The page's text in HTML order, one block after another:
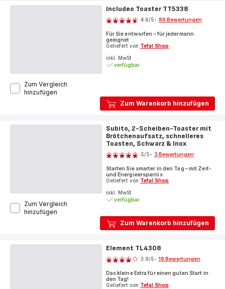
Tassen-
Zum Warenkorb hinzufügen
Includeo Toaster TT5338
Bewertung
4.6/5- 86 Bewertungen
Für Sie entworfen – für jedermann
geeignet
Geliefert von Tefal Shop
inkl. MwSt
verfügbar
Zum Vergleich
hinzufügen
Zum Warenkorb hinzufügen
Subito, 2-Scheiben-Toaster mit
Brötchenaufsatz, schnelleres
Toasten, Schwarz & Inox
Bewertung
mit
5
Sternen
(Durchschnitt)
5/5- 3 Bewertungen
Starten Sie smarter in den Tag – mit Zeit-
und Energieersparnis
Geliefert von Tefal Shop
inkl. MwSt
verfügbar
Zum Vergleich
hinzufügen
mit
Brötchenaufsatz,Element TL4308
Bewertung
3.9/5- 18 Bewertungen
Das kleine Extra für einen guten Start in
den Tag!
Geliefert von Tefal Shop